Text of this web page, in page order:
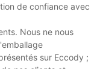
de confiance avec
Nous ne nous
sur Eccody ;